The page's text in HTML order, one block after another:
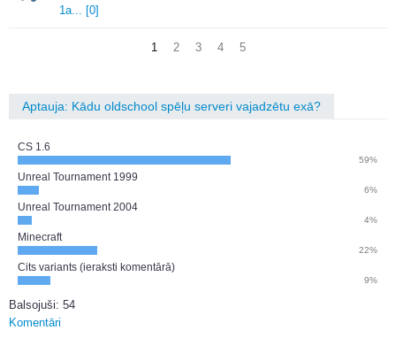
1a.
[0]
1 2 3 4 5
Aptauja: Kādu oldschool spēļu serveri vajadzētu exā?
CS 1.6
59%
Unreal Tournament 1999
6%
Unreal Tournament 2004
4%
Minecraft
22%
Cits variants (ieraksti komentārā)
9%
Balsojuši: 54
Komentāri